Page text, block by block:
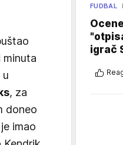
minuta
u
, za
doneo
imao
FUDBAL
igrač